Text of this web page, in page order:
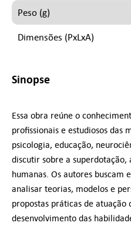
Peso (g)
Dimensões (PxLxA)
Sinopse
Essa obra reúne o
profissionais e estudiosos das
psicologia, educação,
discutir sobre a
humanas. Os autores
analisar teorias, modelos e
propostas práticas de
desenvolvimento das